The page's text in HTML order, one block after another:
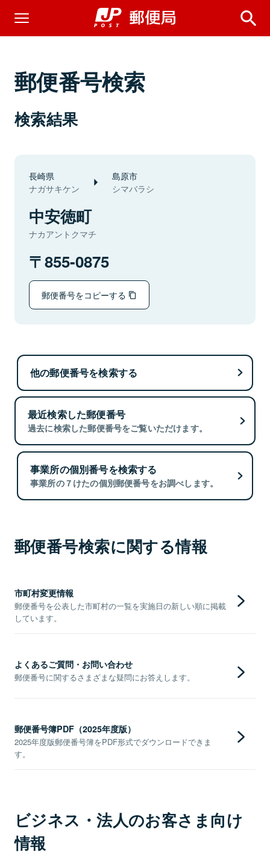
郵便番号検索
検索結果
長崎県
ナガサキケン
島原市
シマバラシ
中安徳町
ナカアントクマチ
855-0875
郵便番号をコピーする
他の郵便番号を検索する
最近検索した郵便番号
過去に検索した郵便番号をご覧いただけます。
事業所の個別番号を検索する
事業所の７けたの個別郵便番号をお調べします。
郵便番号検索に関する情報
市町村変更情報
郵便番号を公表した市町村の一覧を実施日の新しい順に掲載
しています。
よくあるご質問・お問い合わせ
郵便番号に関するさまざまな疑問にお答えします。
郵便番号簿PDF（2025年度版）
2025年度版郵便番号簿をPDF形式でダウンロードできま
す。
ビジネス・法人のお客さま向け
情報